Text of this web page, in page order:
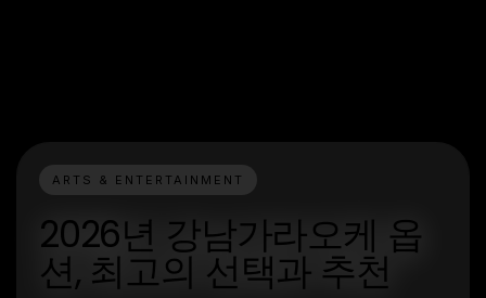
ARTS & ENTERTAINMENT
2026년 강남가라오케 옵
션, 최고의 선택과 추천